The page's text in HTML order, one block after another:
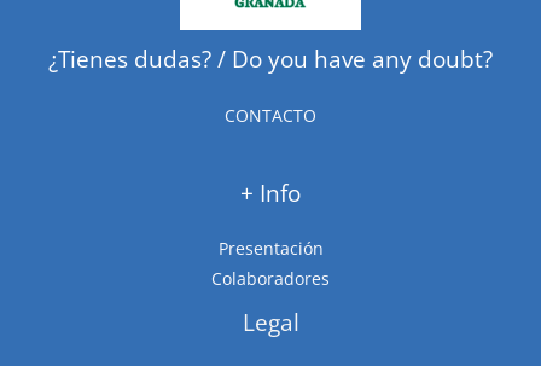
¿Tienes dudas? / Do you have any doubt?
CONTACTO
+ Info
Presentación
Colaboradores
Legal